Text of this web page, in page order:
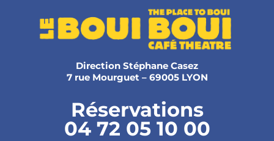
Direction Stéphane Casez
7 rue Mourguet – 69005 LYON
Réservations
04 72 05 10 00